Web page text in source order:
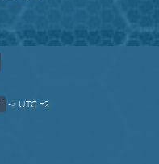
-> UTC +2